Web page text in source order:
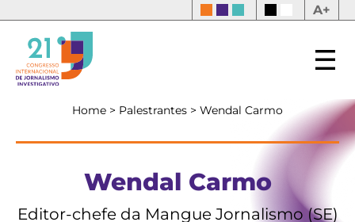
A+
Home > Palestrantes > Wendal Carmo
Wendal Carmo
Editor-chefe da Mangue Jornalismo (SE)